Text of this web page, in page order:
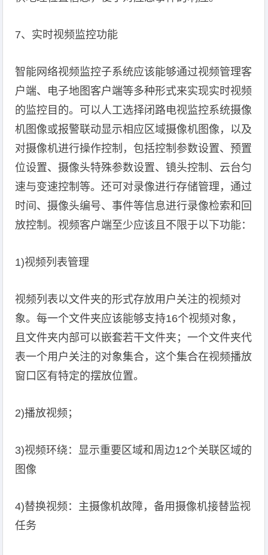
7、实时视频监控功能
智能网络视频监控子系统应该能够通过视频管理客
户端、电子地图客户端等多种形式来实现实时视频
的监控目的。可以人工选择闭路电视监控系统摄像
机图像或报警联动显示相应区域摄像机图像，以及
对摄像机进行操作控制，包括控制参数设置、预置
位设置、摄像头特殊参数设置、镜头控制、云台匀
速与变速控制等。还可对录像进行存储管理，通过
时间、摄像头编号、事件等信息进行录像检索和回
放控制。视频客户端至少应该且不限于以下功能：
1)视频列表管理
视频列表以文件夹的形式存放用户关注的视频对
象。每一个文件夹应该能够支持16个视频对象，
且文件夹内部可以嵌套若干文件夹；一个文件夹代
表一个用户关注的对象集合，这个集合在视频播放
窗口区有特定的摆放位置。
2)播放视频；
3)视频环绕：显示重要区域和周边12个关联区域的
图像
4)替换视频：主摄像机故障，备用摄像机接替监视
任务